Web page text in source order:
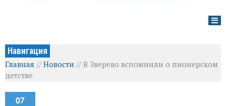
Навигация
Главная //Новости //В Зверево вспомнили о пионерском
детстве
07